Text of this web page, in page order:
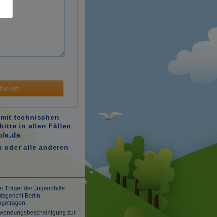
mit technischen
in allen Fällen
oder alle anderen
Träger der Jugendhilfe
Berlin-
zur